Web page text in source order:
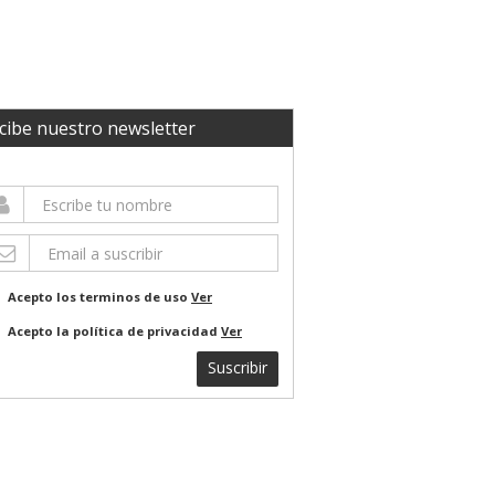
nuestro newsletter
Acepto los terminos de uso Ver
Acepto la política de privacidad Ver
Suscribir